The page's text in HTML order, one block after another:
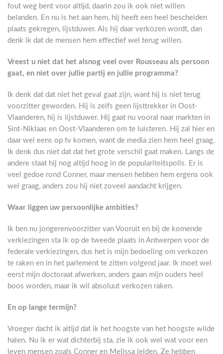
fout weg bent voor altijd, daarin zou ik ook niet willen
belanden. En nu is het aan hem, hij heeft een heel bescheiden
plaats gekregen, lijstduwer. Als hij daar verkozen wordt, dan
denk ik dat de mensen hem effectief wel terug willen.
Vreest u niet dat het alsnog veel over Rousseau als persoon
gaat, en niet over jullie partij en jullie programma?
Ik denk dat dat niet het geval gaat zijn, want hij is niet terug
voorzitter geworden. Hij is zelfs geen lijsttrekker in Oost-
Vlaanderen, hij is lijstduwer. Hij gaat nu vooral naar markten in
Sint-Niklaas en Oost-Vlaanderen om te luisteren. Hij zal hier en
daar wel eens op tv komen, want de media zien hem heel graag.
Ik denk dus niet dat dat het grote verschil gaat maken. Langs de
andere staat hij nog altijd hoog in de populariteitspolls. Er is
veel gedoe rond Conner, maar mensen hebben hem ergens ook
wel graag, anders zou hij niet zoveel aandacht krijgen.
Waar liggen uw persoonlijke ambities?
Ik ben nu jongerenvoorzitter van Vooruit en bij de komende
verkiezingen sta ik op de tweede plaats in Antwerpen voor de
federale verkiezingen, dus het is mijn bedoeling om verkozen
te raken en in het parlement te zitten volgend jaar. Ik moet wel
eerst mijn doctoraat afwerken, anders gaan mijn ouders heel
boos worden, maar ik wil absoluut verkozen raken.
En op lange termijn?
Vroeger dacht ik altijd dat ik het hoogste van het hoogste wilde
halen. Nu ik er wat dichterbij sta, zie ik ook wel wat voor een
leven mensen zoals Conner en Melissa leiden. Ze hebben